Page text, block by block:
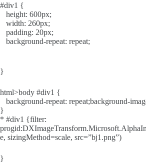
#div1 {
height: 600px;
width: 260px;
padding: 20px;
background-repeat: repeat;
}
html>body #div1 {
background-repeat: repeat;background-
}
* #div1 {filter:
e, sizingMethod=scale, src=”bj1.png”)
}